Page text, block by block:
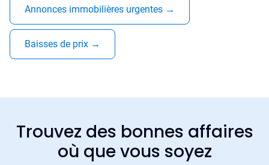
Annonces immobilières urgentes →
Baisses de prix →
Trouvez des bonnes affaires
où que vous soyez